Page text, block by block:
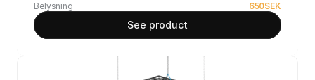
Belysning
650SEK
See product